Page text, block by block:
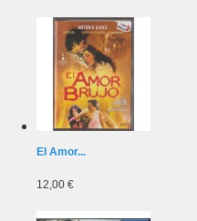
El Amor...
12,00 €